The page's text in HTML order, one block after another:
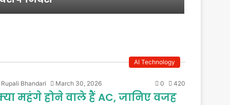
AI Technology
Rupali Bhandari March 30, 2026 0 420
महंगे होने वाले हैं AC, जानिए वजह